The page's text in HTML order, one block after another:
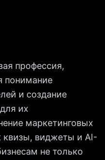
профессия,
понимание
и создание
их
маркетинговых
квизы, виджеты и AI-
не только